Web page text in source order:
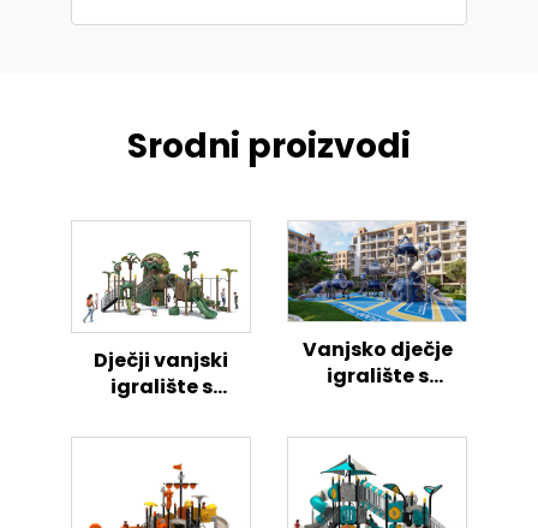
Srodni proizvodi
Dječji vanjski
igralište s
Vanjsko dječje
igralište s